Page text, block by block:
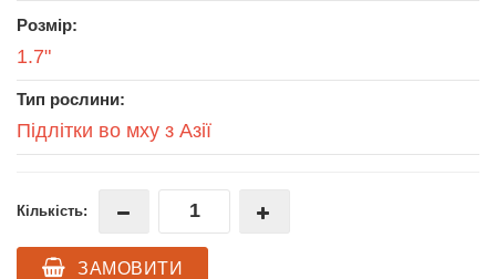
Розмір:
1.7"
Тип рослини:
Підлітки во мху з Азії
Кількість:
ЗАМОВИТИ